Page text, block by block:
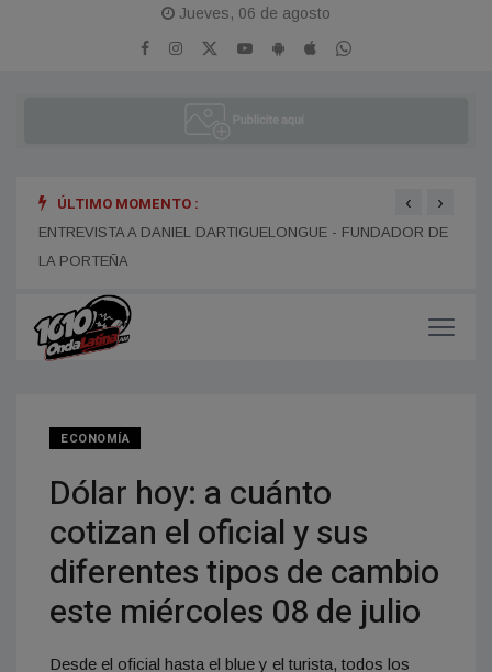
Jueves, 06 de agosto
ÚLTIMO MOMENTO :
ENTREVISTA A DANIEL DARTIGUELONGUE - FUNDADOR DE
LA PORTEÑA
‹ ›
ECONOMÍA
Dólar hoy: a cuánto
cotizan el oficial y sus
diferentes tipos de cambio
este miércoles 08 de julio
Desde el oficial hasta el blue y el turista, todos los